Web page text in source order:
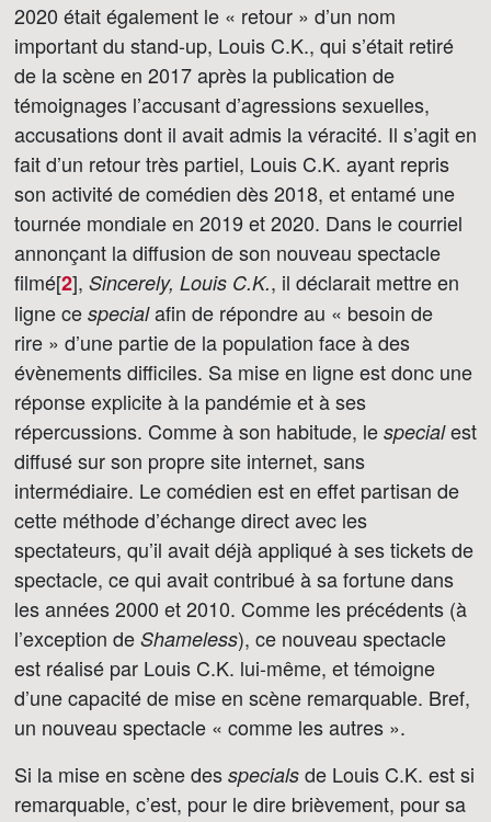
2020 était également le « retour » d’un nom
important du stand-up, Louis C.K., qui s’était retiré
de la scène en 2017 après la publication de
témoignages l’accusant d’agressions sexuelles,
accusations dont il avait admis la véracité. Il s’agit en
fait d’un retour très partiel, Louis C.K. ayant repris
son activité de comédien dès 2018, et entamé une
tournée mondiale en 2019 et 2020. Dans le courriel
annonçant la diffusion de son nouveau spectacle
filmé[2], Sincerely, Louis C.K., il déclarait mettre en
ligne ce specialafin de répondre au « besoin de
rire » d’une partie de la population face à des
évènements difficiles. Sa mise en ligne est donc une
réponse explicite à la pandémie et à ses
répercussions. Comme à son habitude, le specialest
diffusé sur son propre site internet, sans
intermédiaire. Le comédien est en effet partisan de
cette méthode d’échange direct avec les
spectateurs, qu’il avait déjà appliqué à ses tickets de
spectacle, ce qui avait contribué à sa fortune dans
les années 2000 et 2010. Comme les précédents (à
l’exception de Shameless), ce nouveau spectacle
est réalisé par Louis C.K. lui-même, et témoigne
d’une capacité de mise en scène remarquable. Bref,
un nouveau spectacle « comme les autres ».
Si la mise en scène des specials de Louis C.K. est si
remarquable, c’est, pour le dire brièvement, pour sa